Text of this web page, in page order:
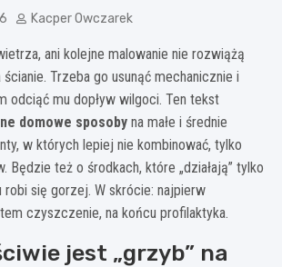
Kacper Owczarek
ani kolejne malowanie nie rozwiążą
Trzeba go usunąć mechanicznie i
odciąć mu dopływ wilgoci. Ten tekst
domowe sposoby na małe i średnie
w których lepiej nie kombinować, tylko
Będzie też o środkach, które „działają” tylko
robi się gorzej. W skrócie: najpierw
czyszczenie, na końcu profilaktyka.
jest „grzyb” na